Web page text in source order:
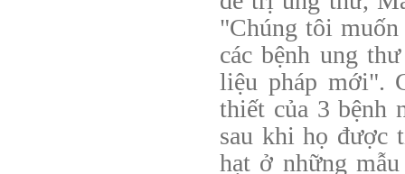
"Chúng tôi
các bệnh ung
liệu pháp mới".
thiết của 3 bệnh
sau khi họ được
hạt ở những